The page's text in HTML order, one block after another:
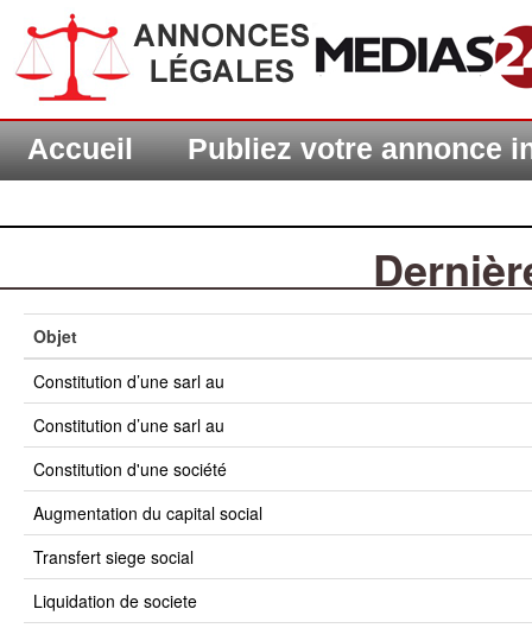
Accueil Publiez votre annonce
Objet
constitution d’une sarl au
constitution d’une sarl au
constitution d'une société
augmentation du capital social
transfert siege social
liquidation de societe